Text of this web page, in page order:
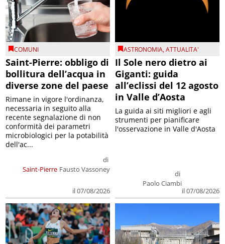
COMUNI
Saint-Pierre: obbligo di
bollitura dell’acqua in
diverse zone del paese
Saint-Pierre
di
Fausto Vassoney
il 07/08/2026
Rimane in vigore l'ordinanza,
necessaria in seguito alla
recente segnalazione di non
conformità dei parametri
microbiologici per la potabilità
dell'ac...
ASTRONOMIA,ATTUALITA'
Il Sole nero dietro ai
Giganti: guida
all’eclissi del 12 agosto
in Valle d’Aosta
di
Paolo Ciambi
il 07/08/2026
La guida ai siti migliori e agli
strumenti per pianificare
l'osservazione in Valle d'Aosta